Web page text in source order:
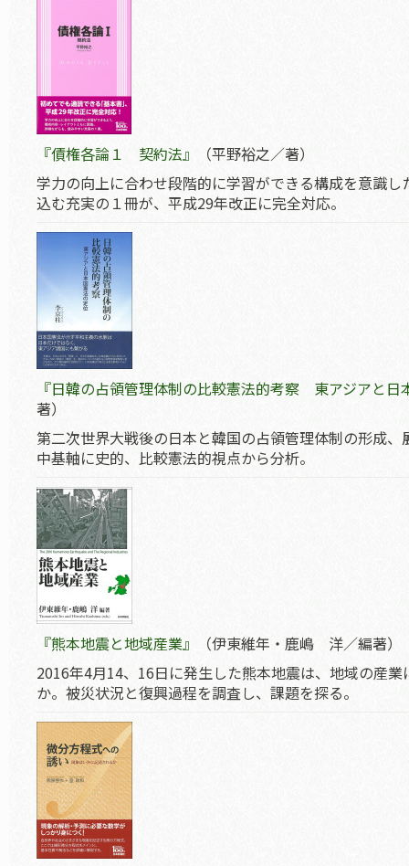
『債権各論１ 契約法』
（平野裕之／著）
学力の向上に合わせ段階的に学習ができる構成を意識
込む充実の１冊が、平成29年改正に完全対応。
『日韓の占領管理体制の比較憲法的考察 東アジアと日
著）
第二次世界大戦後の日本と韓国の占領管理体制の形成
中基軸に史的、比較憲法的視点から分析。
『熊本地震と地域産業』
（伊東維年・鹿嶋 洋／編著）
2016年4月14、16日に発生した熊本地震は、地域の産
か。被災状況と復興過程を調査し、課題を探る。